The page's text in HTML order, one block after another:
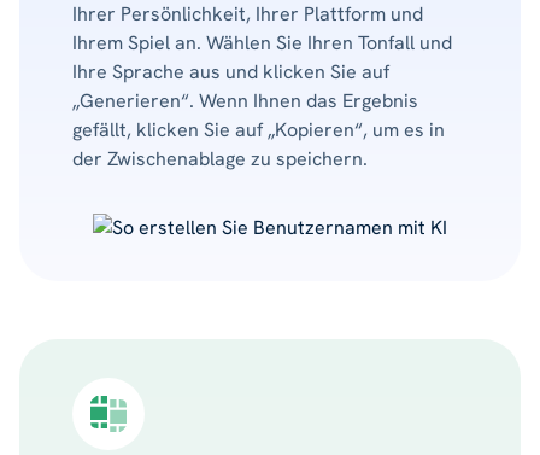
Ihrer Persönlichkeit, Ihrer Plattform und
Ihrem Spiel an. Wählen Sie Ihren Tonfall und
Ihre Sprache aus und klicken Sie auf
„Generieren“. Wenn Ihnen das Ergebnis
gefällt, klicken Sie auf „Kopieren“, um es in
der Zwischenablage zu speichern.